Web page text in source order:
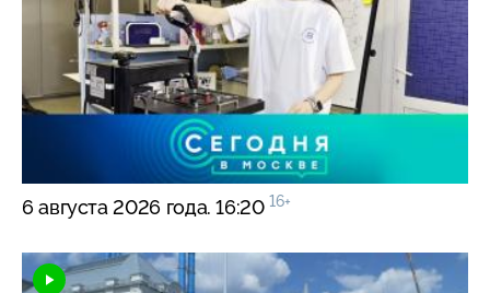
6 августа 2026 года. 16:20 16+